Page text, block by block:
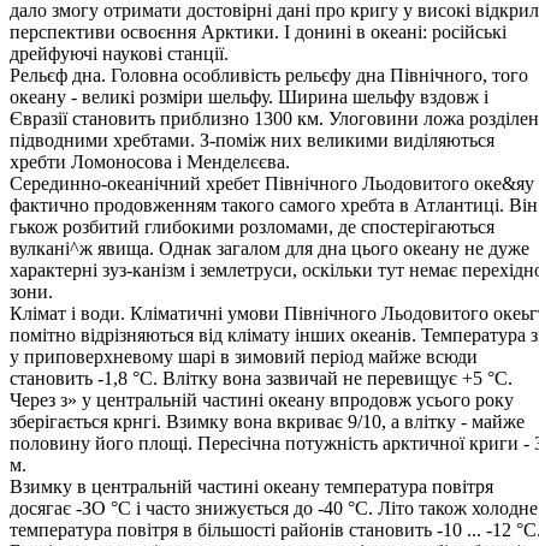
дало змогу отримати достовірні дані про кригу у високі
перспективи освоєння Арктики. І донині в океані: російські
дрейфуючі наукові станції.
Рельєф дна. Головна особливість рельєфу дна Північного, того
океану - великі розміри шельфу. Ширина шельфу вздовж і
Євразії становить приблизно 1300 км. Улоговини ложа
підводними хребтами. З-поміж них великими виділяються
хребти Ломоносова і Менделєєва.
Серединно-океанічний хребет Північного Льодовитого оке&яу
фактично продовженням такого самого хребта в Атлантиці. Він
гькож розбитий глибокими розломами, де спостерігаються
вулкані^ж явища. Однак загалом для дна цього океану не дуже
характерні зуз-канізм і землетруси, оскільки тут немає
зони.
Клімат і води. Кліматичні умови Північного Льодовитого
помітно відрізняються від клімату інших океанів. Температура
у приповерхневому шарі в зимовий період майже всюди
становить -1,8 °С. Влітку вона зазвичай не перевищує +5 °С.
Через з» у центральній частині океану впродовж усього року
зберігається крнгі. Взимку вона вкриває 9/10, а влітку - майже
половину його площі. Пересічна потужність арктичної криги -
м.
Взимку в центральній частині океану температура повітря
досягає -ЗО °С і часто знижується до -40 °С. Літо також
температура повітря в більшості районів становить -10 ... -12